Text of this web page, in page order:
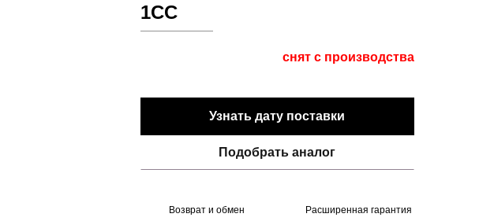
1CC
снят с производства
Узнать дату поставки
Подобрать аналог
Возврат и обмен Расширенная гарантия